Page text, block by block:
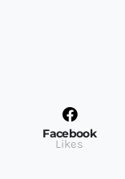
Facebook
Likes